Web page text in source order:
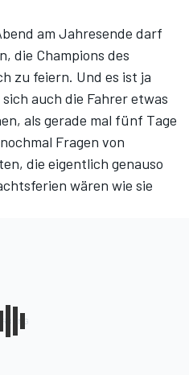
am Jahresende darf
die Champions des
zu feiern. Und es ist ja
auch die Fahrer etwas
als gerade mal fünf Tage
Fragen von
die eigentlich genauso
wären wie sie